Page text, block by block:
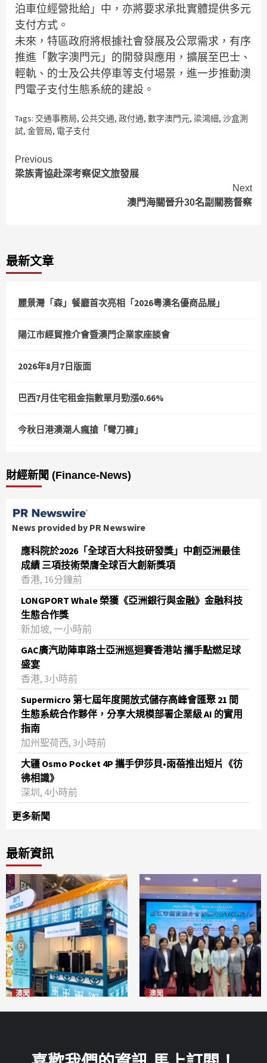
泊車位經營批給」中，亦將要求承批實體提供多元
支付方式。
未來，特區政府將根據社會發展及公眾需求，有序
推進「數字澳門元」的開發與應用，擴展至巴士、
輕軌、的士及公共停車等支付場景，進一步推動澳
門電子支付生態系統的建設。
Tags: 交通事務局, 公共交通, 政付通, 數字澳門元, 梁鴻細, 沙盒測
試, 金管局, 電子支付
Continue
Reading
Previous
梁族青協赴深考察促文旅發展
Next
澳門海關晉升30名副關務督察
最新文章
麗景灣「森」餐廳首次亮相「2026粵澳名優商品展」
陽江市經貿推介會暨澳門企業家座談會
2026年8月7日版面
巴西7月住宅租金指數單月勁漲0.66%
今秋日港澳潮人瘋搶「彎刀褲」
財經新聞 (Finance-News)
News provided by PR Newswire
應科院於2026「全球百大科技研發獎」中創亞洲最佳
成績 三項技術榮膺全球百大創新獎項
香港, 16分鐘前
LONGPORT Whale 榮獲《亞洲銀行與金融》金融科技
生態合作獎
新加坡, 一小時前
GAC廣汽助陣車路士亞洲巡迴賽香港站 攜手點燃足球
盛宴
香港, 3小時前
Supermicro 第七屆年度開放式儲存高峰會匯聚 21 間
生態系統合作夥伴，分享大規模部署企業級 AI 的實用
指南
加州聖荷西, 3小時前
大疆 Osmo Pocket 4P 攜手伊莎貝•雨蓓推出短片《彷
彿相識》
深圳, 4小時前
更多新聞
最新資訊
澳聞 澳聞